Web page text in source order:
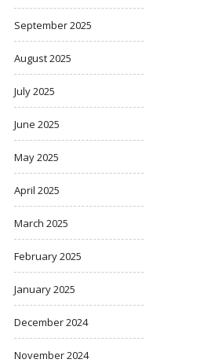
September 2025
August 2025
July 2025
June 2025
May 2025
April 2025
March 2025
February 2025
January 2025
December 2024
November 2024